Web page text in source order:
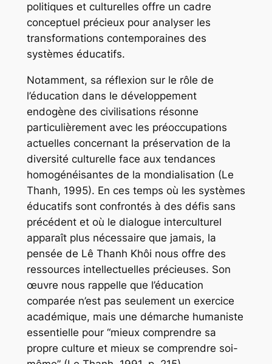
politiques et culturelles offre un cadre
conceptuel précieux pour analyser les
transformations contemporaines des
systèmes éducatifs.
Notamment, sa réflexion sur le rôle de
l’éducation dans le développement
endogène des civilisations résonne
particulièrement avec les préoccupations
actuelles concernant la préservation de la
diversité culturelle face aux tendances
homogénéisantes de la mondialisation (Le
Thanh, 1995). En ces temps où les systèmes
éducatifs sont confrontés à des défis sans
précédent et où le dialogue interculturel
apparaît plus nécessaire que jamais, la
pensée de Lê Thanh Khôi nous offre des
ressources intellectuelles précieuses. Son
œuvre nous rappelle que l’éducation
comparée n’est pas seulement un exercice
académique, mais une démarche humaniste
essentielle pour “mieux comprendre sa
propre culture et mieux se comprendre soi-